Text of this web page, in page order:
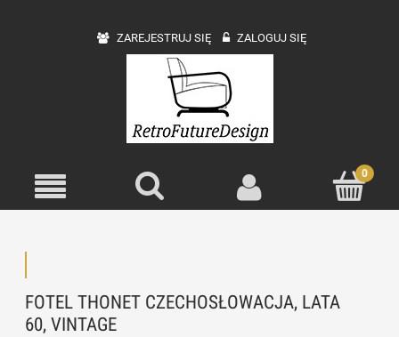
ZAREJESTRUJ SIĘ ZALOGUJ SIĘ
FOTEL THONET CZECHOSŁOWACJA, LATA
60, VINTAGE